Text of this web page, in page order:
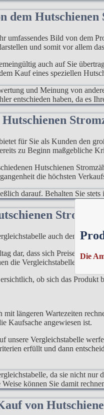
Die
dem
umfassendes Bild von dem
und somit vor allem
auch auf Sie
Kauf eines speziellen
und Meinung von
entschieden haben, da es
für Sie als Kunden den
zu Beginn maßgebliche
Hutschienen
die höchsten
darauf. Behalten Sie
auch den Preis
dar, dass sich Preise nicht
die Vergleichstabelle auch
ob sich das Produkt
mit längeren Wartezeiten
Kaufsache angewiesen ist.
unsere Vergleichstabelle
erfüllt und dann
da sie nicht nur
können Sie damit
von